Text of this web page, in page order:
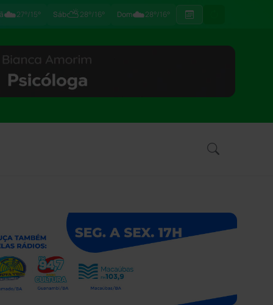
☁️27°/15° Sáb⛅28°/16° Dom☁️28°/16°